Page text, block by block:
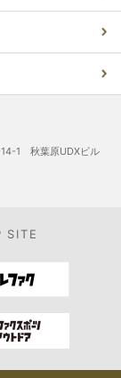
14-1 秋葉原UDXビル
SITE